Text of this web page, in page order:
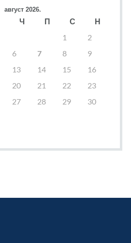
август 2026.
Ч П С
Н
1
2
6 7 8
9
13 14 15
16
20 21 22
23
27 28 29
30